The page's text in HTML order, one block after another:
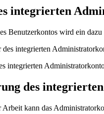
integrierten
Benutzerkontos wird ein
integrierten
des
Arbeit kann das